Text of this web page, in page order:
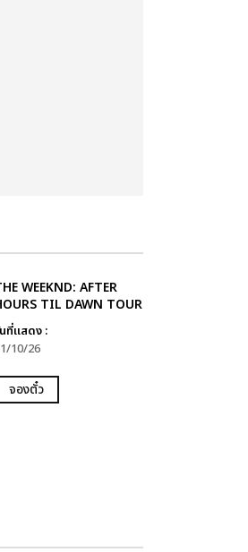
WEEKND: AFTER
TIL DAWN TOUR
ที่แสดง :
10/26
จองตั๋ว